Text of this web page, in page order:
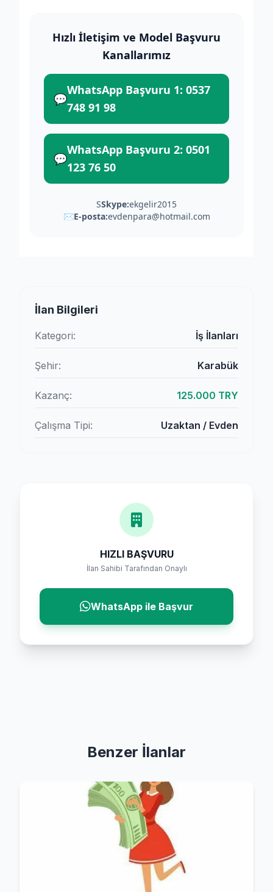
Hızlı İletişim ve Model Başvuru
Kanallarımız
💬
WhatsApp Başvuru 1: 0537
748 91 98
💬
WhatsApp Başvuru 2: 0501
123 76 50
SSkype:ekgelir2015
✉E-posta:evdenpara@hotmail.com
İlan Bilgileri
Kategori: İş İlanları
Şehir: Karabük
Kazanç: 125.000 TRY
Çalışma Tipi: Uzaktan / Evden
HIZLI BAŞVURU
İlan Sahibi Tarafından Onaylı
WhatsApp ile Başvur
Benzer İlanlar